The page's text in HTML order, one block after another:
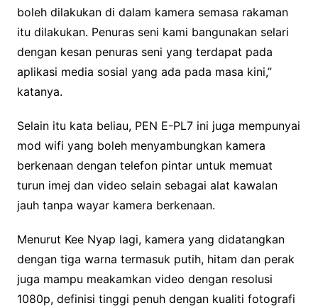
boleh dilakukan di dalam kamera semasa rakaman
itu dilakukan. Penuras seni kami bangunakan selari
dengan kesan penuras seni yang terdapat pada
aplikasi media sosial yang ada pada masa kini,”
katanya.
Selain itu kata beliau, PEN E-PL7 ini juga mempunyai
mod wifi yang boleh menyambungkan kamera
berkenaan dengan telefon pintar untuk memuat
turun imej dan video selain sebagai alat kawalan
jauh tanpa wayar kamera berkenaan.
Menurut Kee Nyap lagi, kamera yang didatangkan
dengan tiga warna termasuk putih, hitam dan perak
juga mampu meakamkan video dengan resolusi
1080p, definisi tinggi penuh dengan kualiti fotografi